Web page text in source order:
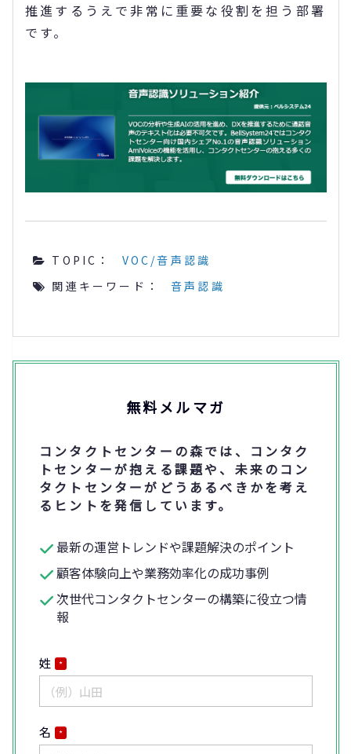
推進するうえで非常に重要な役割を担う部署
です。
TOPIC：
VOC/音声認識
関連キーワード：
音声認識
無料メルマガ
コンタクトセンターの森では、コンタク
トセンターが抱える課題や、未来のコン
タクトセンターがどうあるべきかを考え
るヒントを発信しています。
最新の運営トレンドや課題解決のポイント
顧客体験向上や業務効率化の成功事例
次世代コンタクトセンターの構築に役立つ情
報
姓 *
名 *